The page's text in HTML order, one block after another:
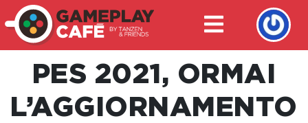
PES 2021, ORMAI
L’AGGIORNAMENTO